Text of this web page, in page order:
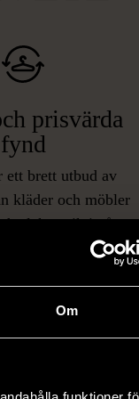
Om
prisvärda
fynd
ett brett utbud av
kläder och möbler
elektronik i våra
chansen att hitta
föremål som